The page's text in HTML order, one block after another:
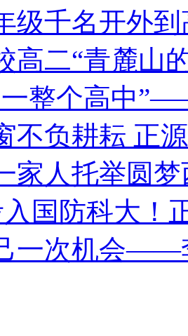
级千名开外
高二“青麓山
一整个高中
不负耕耘 正
家人托举圆
入国防科大！
一次机会